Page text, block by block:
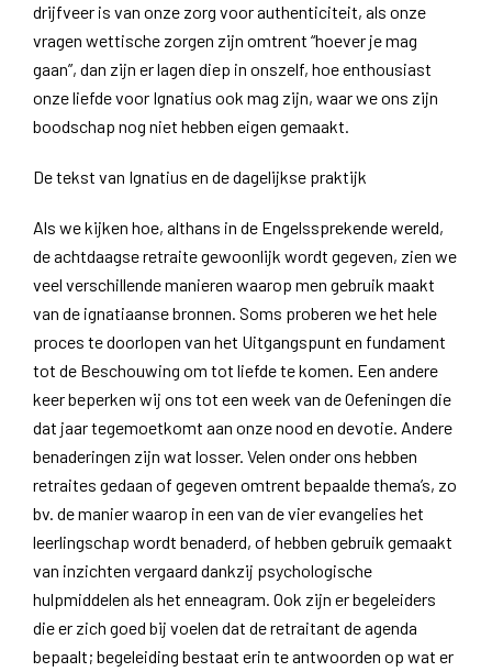
drijfveer is van onze zorg voor authenticiteit, als onze
vragen wettische zorgen zijn omtrent “hoever je mag
gaan”, dan zijn er lagen diep in onszelf, hoe enthousiast
onze liefde voor Ignatius ook mag zijn, waar we ons zijn
boodschap nog niet hebben eigen gemaakt.
De tekst van Ignatius en de dagelijkse praktijk
Als we kijken hoe, althans in de Engelssprekende wereld,
de achtdaagse retraite gewoonlijk wordt gegeven, zien we
veel verschillende manieren waarop men gebruik maakt
van de ignatiaanse bronnen. Soms proberen we het hele
proces te doorlopen van het Uitgangspunt en fundament
tot de Beschouwing om tot liefde te komen. Een andere
keer beperken wij ons tot een week van de Oefeningen die
dat jaar tegemoetkomt aan onze nood en devotie. Andere
benaderingen zijn wat losser. Velen onder ons hebben
retraites gedaan of gegeven omtrent bepaalde thema’s, zo
bv. de manier waarop in een van de vier evangelies het
leerlingschap wordt benaderd, of hebben gebruik gemaakt
van inzichten vergaard dankzij psychologische
hulpmiddelen als het enneagram. Ook zijn er begeleiders
die er zich goed bij voelen dat de retraitant de agenda
bepaalt; begeleiding bestaat erin te antwoorden op wat er